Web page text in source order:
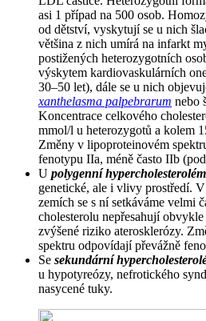
asi 1 případ na 500 osob.
od dětství, vyskytují se u nich
většina z nich umírá na infarkt
postižených heterozygotních
výskytem kardiovaskulárních
30–50 let), dále se u nich
xanthelasma palpebrarum nebo
Koncentrace celkového
mmol/l u heterozygotů a kolem
Změny v lipoproteinovém
fenotypu IIa, méně často IIb
U polygenní
genetické, ale i vlivy prostředí.
zemích se s ní setkáváme velmi
cholesterolu nepřesahují
zvýšené riziko aterosklerózy.
spektru odpovídají převážně
Se sekundární
u hypotyreózy, nefrotického
nasycené tuky.